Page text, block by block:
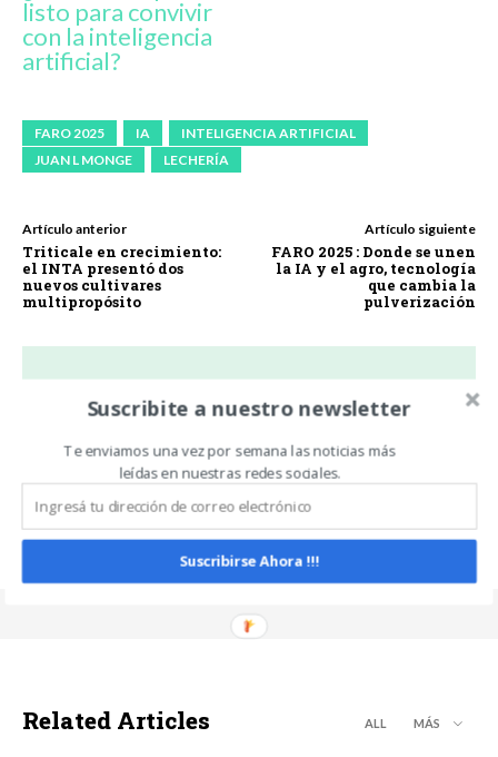
listo para convivir
con la inteligencia
artificial?
FARO 2025 IA
INTELIGENCIA ARTIFICIAL
JUAN L MONGE
LECHERÍA
Artículo anterior
Triticale en crecimiento:
el INTA presentó dos
nuevos cultivares
multipropósito
Artículo siguiente
FARO 2025 : Donde se unen
la IA y el agro, tecnología
que cambia la
pulverización
Noticias De Campo
https://www.noticiasdecampo.com/
Todas las Noticias de Campo en un sólo lugar.
Related Articles ALL MÁS
Suscribite a nuestro newsletter
Te enviamos una vez por semana las noticias más
leídas en nuestras redes sociales.
Suscribirse Ahora !!!